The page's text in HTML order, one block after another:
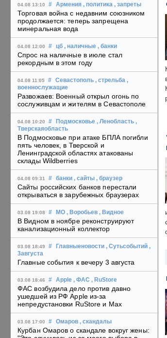
04.08 13:10 # Армения , политика , запреты
Торговая война с недавним союзником
продолжается: теперь запрещена
минеральная вода
04.08 12:00 # цб , наличные , банки
Спрос на наличные в июле стал
рекордным в этом году
04.08 11:05 # Севастополь , стрельба ,
военнослужащие
Развожаев: Военный открыл огонь по
сослуживцам и жителям в Севастополе
04.08 10:20 # Подмосковье , Ленобласть ,
Тверскаяобласть
В Подмосковье при атаке БПЛА погибли
пять человек, в Тверской и
Ленинградской областях атакованы
склады Wildberries
04.08 09:31 # банки , сайты , браузер
Сайты российских банков перестали
открываться в зарубежных браузерах
03.08 19:08 # МО , Воробьев , Видное
В Видном в ноябре реконструируют
канализационный коллектор
03.08 18:49 # Главныеновости , Сутьсобытий ,
3августа
Главные события к вечеру 3 августа
03.08 18:46 # Apple , ФАС , RuStore
ФАС возбудила дело против давно
ушедшей из РФ Apple из-за
непредустановки RuStore и Max
03.08 17:00 # Омаров , скандалы
Курбан Омаров о скандале вокруг жены: